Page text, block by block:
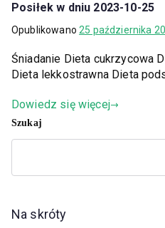
Posiłek w dniu 2023-10-25
Opublikowano25 października
Śniadanie Dieta cukrzycowa
Dieta lekkostrawna Dieta
Dowiedz się więcej
Szukaj
Na skróty